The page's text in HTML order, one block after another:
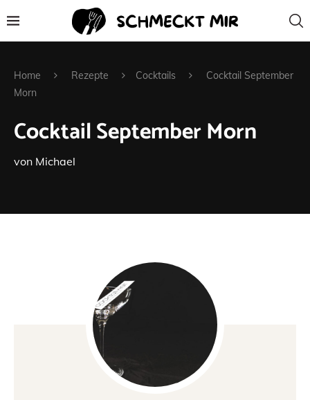
Home Rezepte Cocktails
Cocktail September
Morn
Cocktail September Morn
von Michael